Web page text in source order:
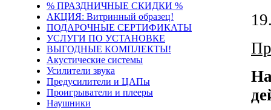
% ПРАЗДНИЧНЫЕ СКИДКИ %
АКЦИЯ: Витринный образец!
ПОДАРОЧНЫЕ СЕРТИФИКАТЫ
УСЛУГИ ПО УСТАНОВКЕ
ВЫГОДНЫЕ КОМПЛЕКТЫ!
Акустические системы
Усилители звука
Предусилители и ЦАПы
Проигрыватели и плееры
Наушники